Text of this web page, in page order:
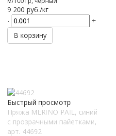
9 200 руб./кг
-
+
В корзину
Быстрый просмотр
Пряжа MERINO PAIL, синий
с прозрачными пайетками,
арт. 44692